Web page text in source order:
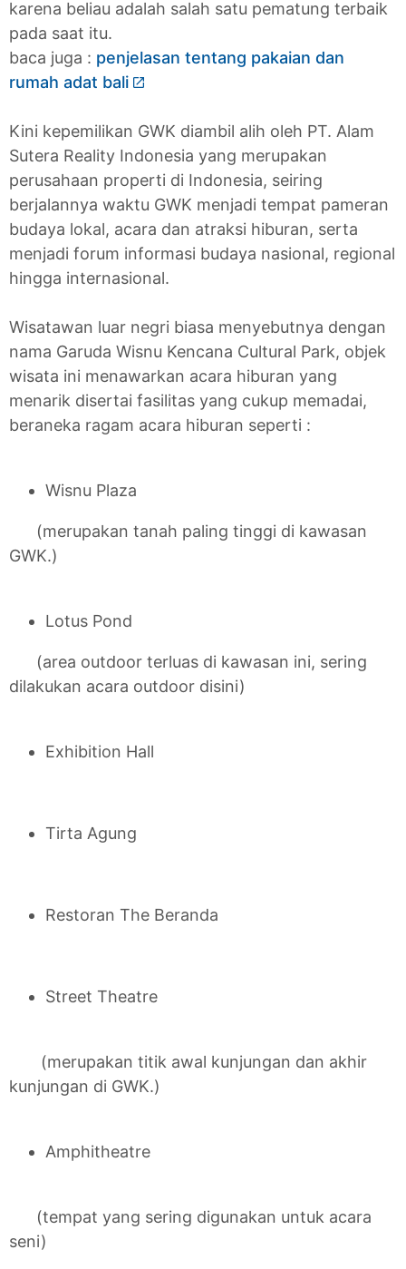
karena beliau adalah salah satu pematung terbaik
pada saat itu.
baca juga : penjelasan tentang pakaian dan
rumah adat bali
Kini kepemilikan GWK diambil alih oleh PT. Alam
Sutera Reality Indonesia yang merupakan
perusahaan properti di Indonesia, seiring
berjalannya waktu GWK menjadi tempat pameran
budaya lokal, acara dan atraksi hiburan, serta
menjadi forum informasi budaya nasional, regional
hingga internasional.
Wisatawan luar negri biasa menyebutnya dengan
nama Garuda Wisnu Kencana Cultural Park, objek
wisata ini menawarkan acara hiburan yang
menarik disertai fasilitas yang cukup memadai,
beraneka ragam acara hiburan seperti :
Wisnu Plaza
(merupakan tanah paling tinggi di kawasan
GWK.)
Lotus Pond
(area outdoor terluas di kawasan ini, sering
dilakukan acara outdoor disini)
Exhibition Hall
Tirta Agung
Restoran The Beranda
Street Theatre
(merupakan titik awal kunjungan dan akhir
kunjungan di GWK.)
Amphitheatre
(tempat yang sering digunakan untuk acara
seni)